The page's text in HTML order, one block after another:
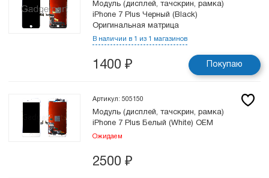
Модуль (дисплей, тачскрин, рамка)
iPhone 7 Plus Черный (Black)
Оригинальная матрица
В наличии в 1 из 1 магазинов
1400 ₽ Покупаю
Артикул: 505150
Модуль (дисплей, тачскрин, рамка)
iPhone 7 Plus Белый (White) OEM
Ожидаем
2500 ₽